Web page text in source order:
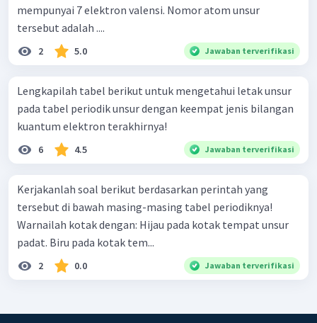
mempunyai 7 elektron valensi. Nomor atom unsur
tersebut adalah ....
2 5.0 Jawaban terverifikasi
Lengkapilah tabel berikut untuk mengetahui letak unsur
pada tabel periodik unsur dengan keempat jenis bilangan
kuantum elektron terakhirnya!
6 4.5 Jawaban terverifikasi
Kerjakanlah soal berikut berdasarkan perintah yang
tersebut di bawah masing-masing tabel periodiknya!
Warnailah kotak dengan: Hijau pada kotak tempat unsur
padat. Biru pada kotak tem...
2 0.0 Jawaban terverifikasi